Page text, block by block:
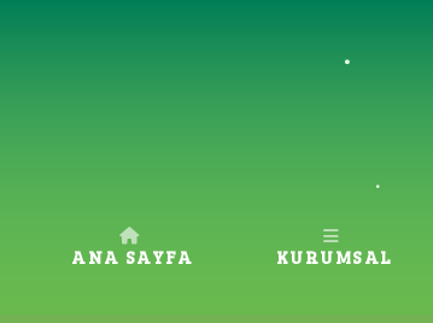
ANA SAYFA KURUMSAL